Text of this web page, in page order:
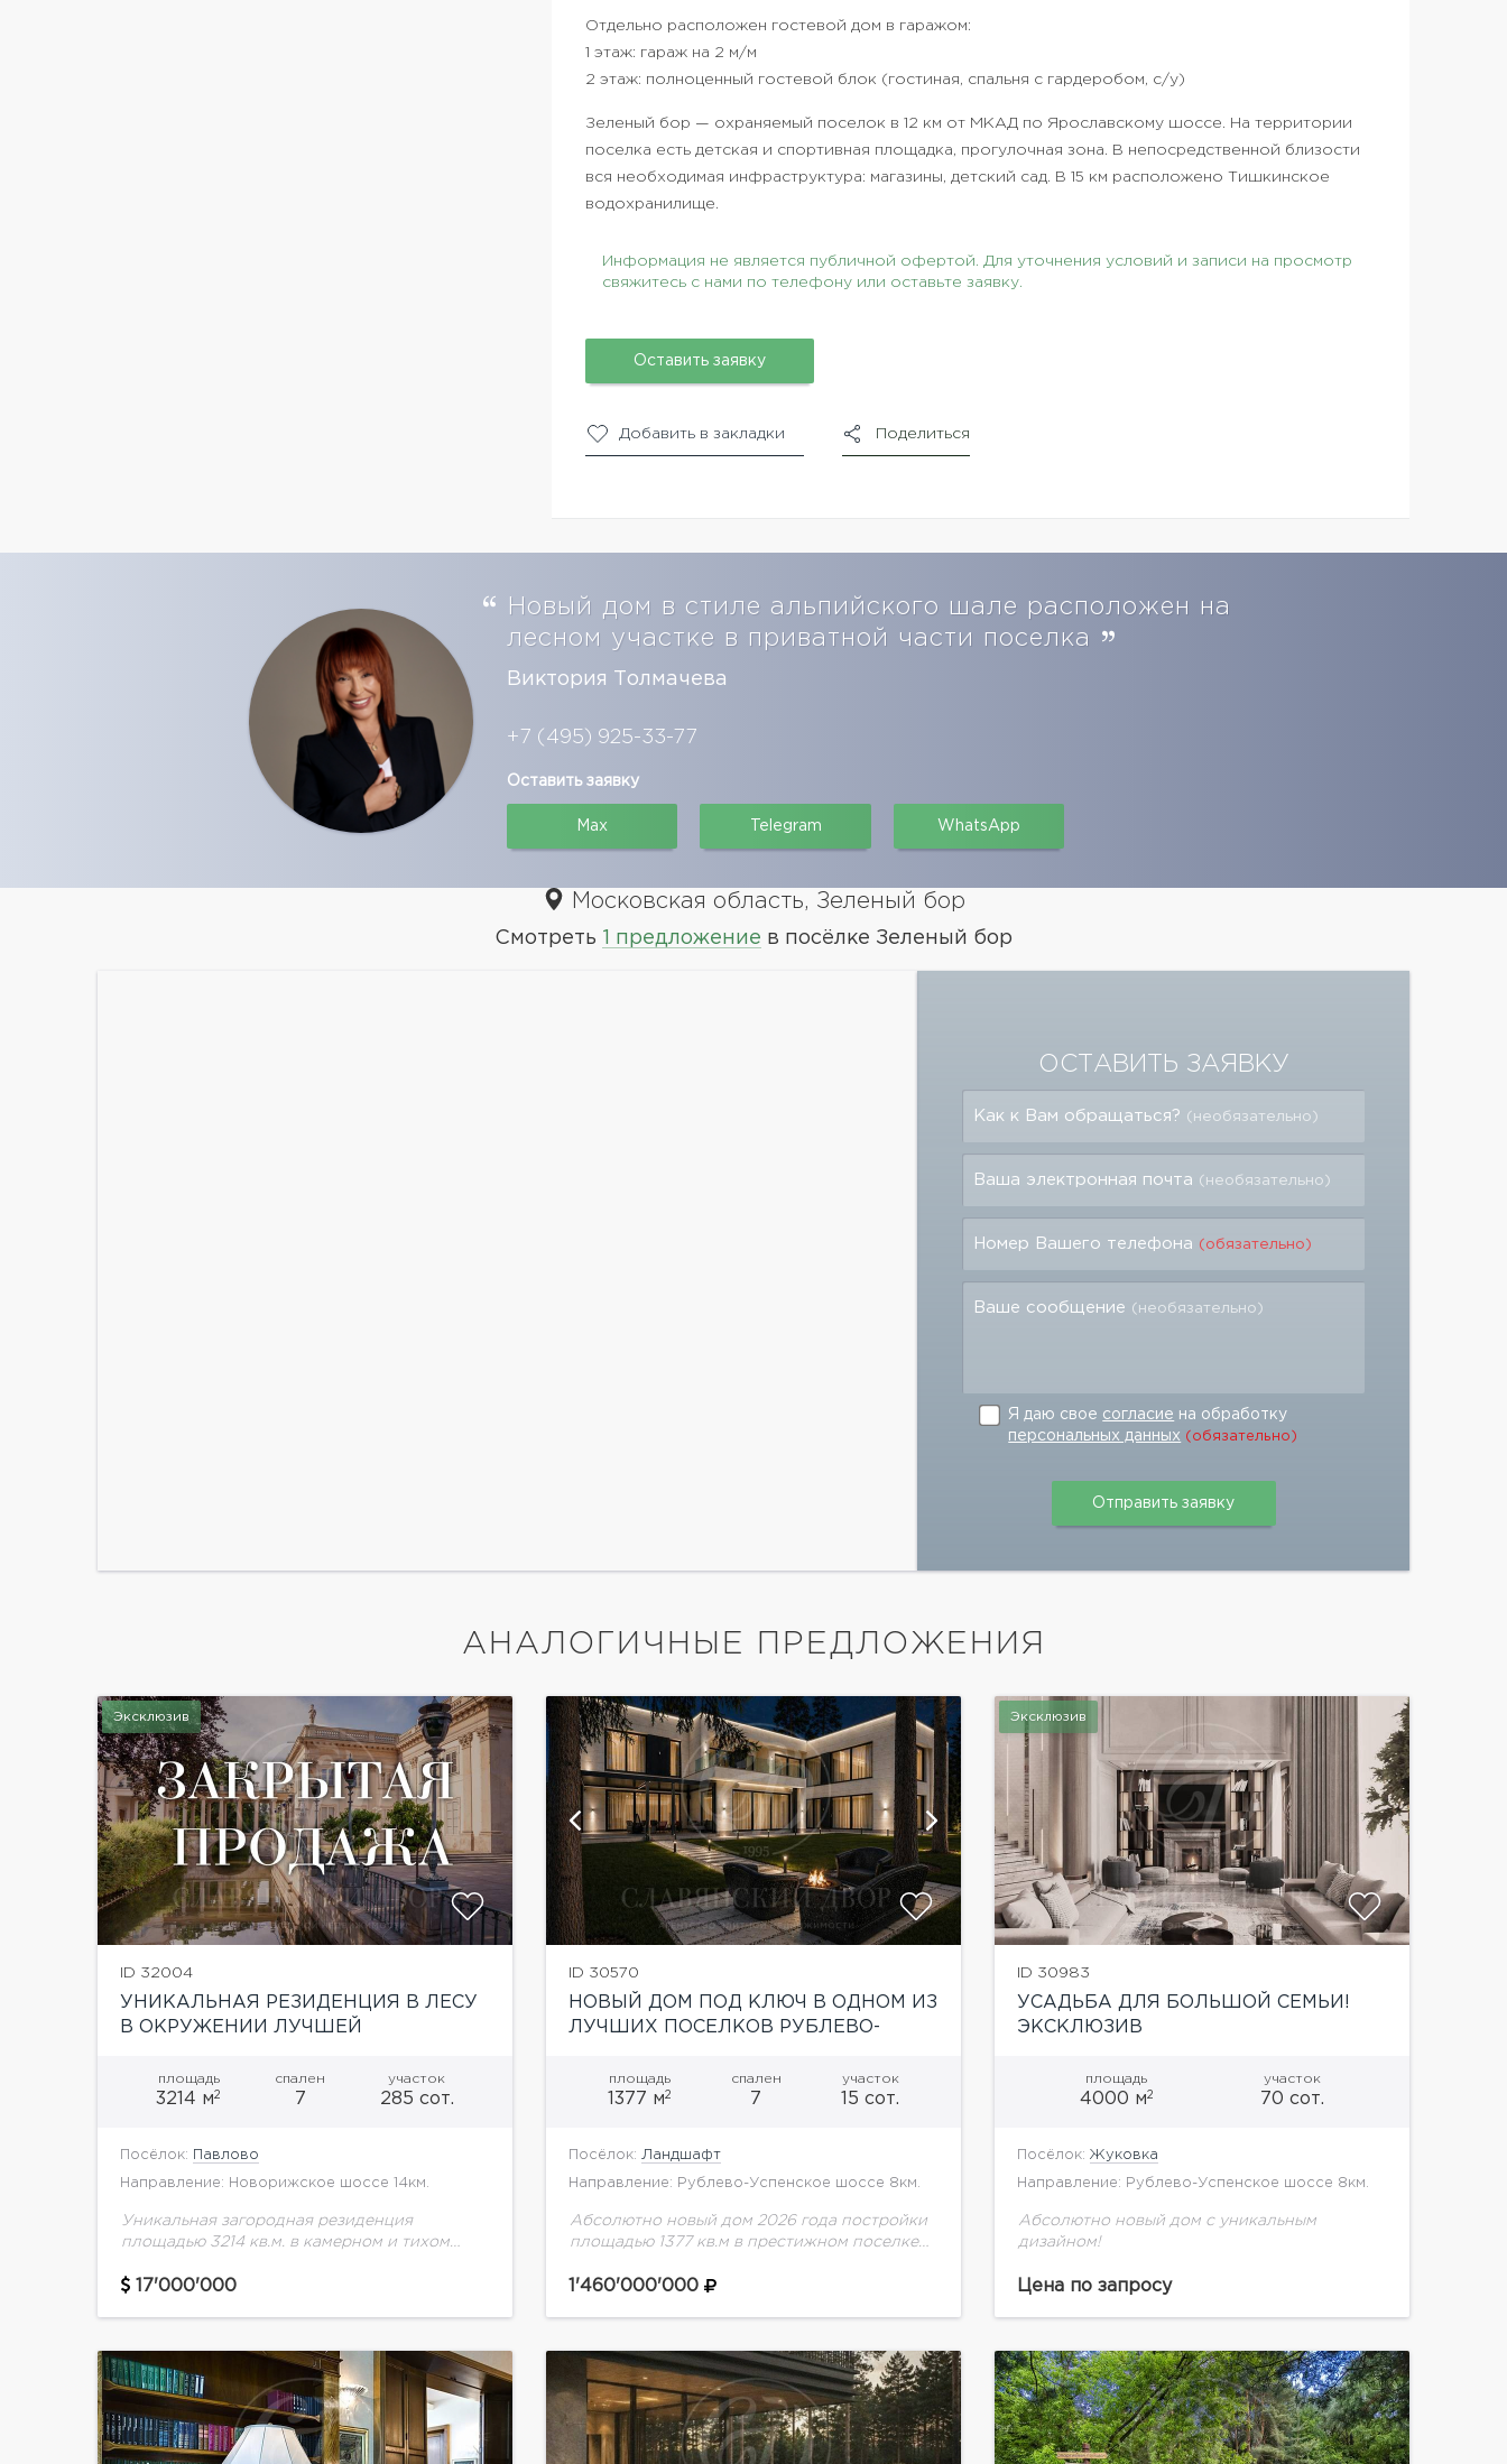
Отдельно расположен гостевой дом в гаражом:
1 этаж: гараж на 2 м/м
2 этаж: полноценный гостевой блок (гостиная, спальня с гардеробом, с/у)
Зеленый бор — охраняемый поселок в 12 км от МКАД по Ярославскому шоссе. На территории
поселка есть детская и спортивная площадка, прогулочная зона. В непосредственной близости
вся необходимая инфраструктура: магазины, детский сад. В 15 км расположено Тишкинское
водохранилище.
Информация не является публичной офертой. Для уточнения условий и записи на просмотр
свяжитесь с нами по телефону или оставьте заявку.
Оставить заявку
Добавить в закладки Поделиться
Новый дом в стиле альпийского шале расположен на
лесном участке в приватной части поселка
Виктория Толмачева
+7 (495) 925-33-77
Оставить заявку
Max Telegram WhatsApp
Московская область, Зеленый бор
Смотреть 1 предложение в посёлке Зеленый бор
ОСТАВИТЬ ЗАЯВКУ
Как к Вам обращаться? (необязательно)
Ваша электронная почта (необязательно)
Номер Вашего телефона (обязательно)
Ваше сообщение (необязательно)
Я даю свое согласие на обработку
персональных данных (обязательно)
АНАЛОГИЧНЫЕ ПРЕДЛОЖЕНИЯ
Эксклюзив
ID 32004
УНИКАЛЬНАЯ РЕЗИДЕНЦИЯ В ЛЕСУ
В ОКРУЖЕНИИ ЛУЧШЕЙ
НАПРАВЛЕНИЯ!
площадь
3214 м2
спален
7
участок
285 сот.
Посёлок: Павлово
Направление: Новорижское шоссе 14км.
Уникальная загородная резиденция
площадью 3214 кв.м. в камерном и тихом
Этот великолепный объект располагается на
17'000'000
показать ещё 59 фотографий
ID 30570
НОВЫЙ ДОМ ПОД КЛЮЧ В ОДНОМ ИЗ
ЛУЧШИХ ПОСЕЛКОВ РУБЛЕВО-
площадь
1377 м2
спален
7
участок
15 сот.
Посёлок: Ландшафт
Направление: Рублево-Успенское шоссе 8км.
Абсолютно новый дом 2026 года постройки
площадью 1377 кв.м в престижном поселке
для комфортной и приватной
1'460'000'000
Эксклюзив
ID 30983
УСАДЬБА ДЛЯ БОЛЬШОЙ СЕМЬИ!
ЭКСКЛЮЗИВ
площадь
4000 м2
участок
70 сот.
Посёлок: Жуковка
Направление: Рублево-Успенское шоссе 8км.
Абсолютно новый дом с уникальным
дизайном!
Цена по запросу